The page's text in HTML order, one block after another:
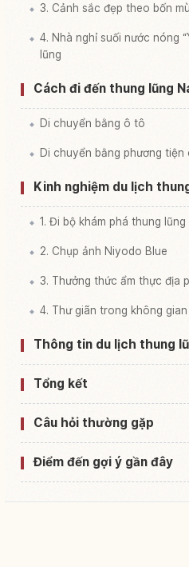
3. Cảnh sắc đẹp theo bốn
4. Nhà nghỉ suối nước nóng
lũng
Cách đi đến thung lũng
Di chuyển bằng ô tô
Di chuyển bằng phương tiện
Kinh nghiệm du lịch
1. Đi bộ khám phá thung lũng
2. Chụp ảnh Niyodo Blue
3. Thưởng thức ẩm thực địa
4. Thư giãn trong không
Thông tin du lịch thung
Tổng kết
Câu hỏi thường gặp
Điểm đến gợi ý gần đây